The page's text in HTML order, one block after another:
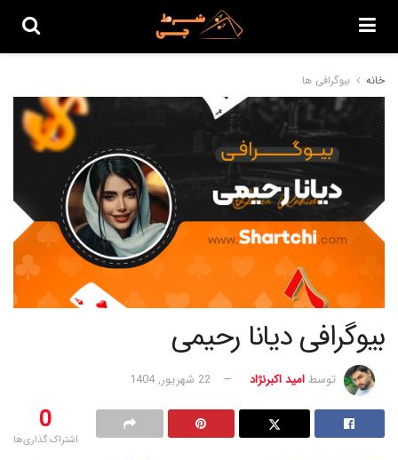
خانه بیوگرافی ها
بیوگرافی دیانا رحیمی
توسطامید اکبرنژاد 22 شهریور, 1404
0
اشتراک گذاری‌ها